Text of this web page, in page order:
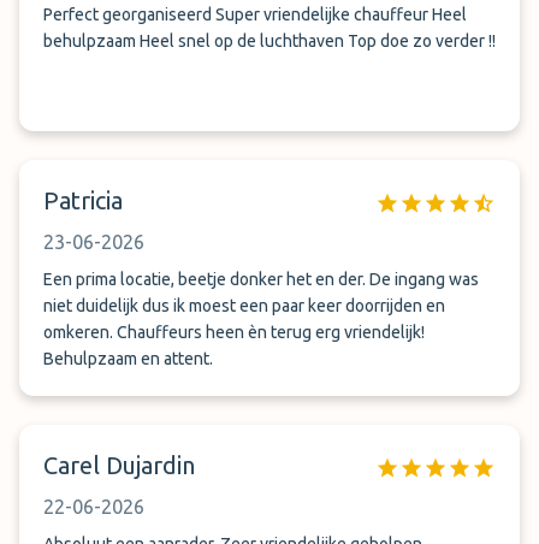
Perfect georganiseerd Super vriendelijke chauffeur Heel
behulpzaam Heel snel op de luchthaven Top doe zo verder !!
Patricia
23-06-2026
Een prima locatie, beetje donker het en der. De ingang was
niet duidelijk dus ik moest een paar keer doorrijden en
omkeren. Chauffeurs heen èn terug erg vriendelijk!
Behulpzaam en attent.
Carel Dujardin
22-06-2026